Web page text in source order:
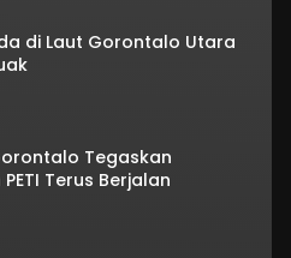
di Laut Gorontalo Utara
Tegaskan
Terus Berjalan